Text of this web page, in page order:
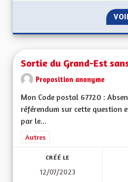
Sortie du Grand-Est
Proposition anonyme
Mon Code postal 67720 :
référendum sur cette question
par le...
Filtrer les résultats de la
Autres
CRÉÉ LE
12/07/2023